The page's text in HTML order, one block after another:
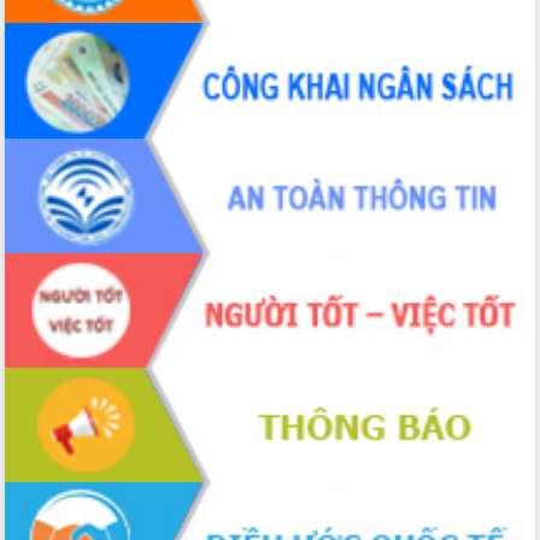
Tháo gỡ những vướng mắc, đẩy mạnh
công tác cải cách thủ tục hành chính
tại Trung tâm Phục vụ hành chính
công tỉnh
Đắk Lắk: Tôn vinh 46 giải pháp tại Hội
thi Sáng tạo Kỹ thuật 2024 - 2025
Đắk Lắk rà soát, điều chỉnh Đề án 190
về phát triển nuôi trồng thủy sản
Phó Chủ tịch UBND tỉnh Đắk Lắk
Trương Công Thái kiểm tra thực địa
Dự án cao tốc Khánh Hòa - Buôn Ma
Thuột
Định vị cà phê Việt Nam như một “di
sản sống” trong dòng chảy toàn cầu
Xây dựng nông thôn mới: Nâng cao đời
sống người dân từ những mô hình thiết
thực
Quyết liệt tháo gỡ vướng mắc, đẩy
nhanh tiến độ các dự án trọng điểm
trong Khu kinh tế Nam Phú Yên